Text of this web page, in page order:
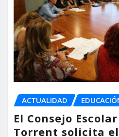
ACTUALIDAD
El Consejo
Torrent solicita